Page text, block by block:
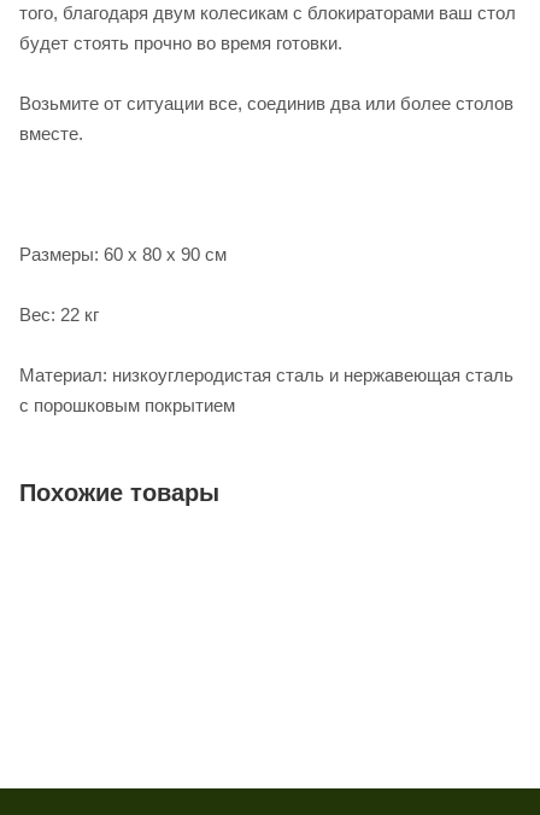
того, благодаря двум колесикам с блокираторами ваш стол
будет стоять прочно во время готовки.
Возьмите от ситуации все, соединив два или более столов
вместе.
Размеры: 60 x 80 x 90 см
Вес: 22 кг
Материал: низкоуглеродистая сталь и нержавеющая сталь
с порошковым покрытием
Похожие товары